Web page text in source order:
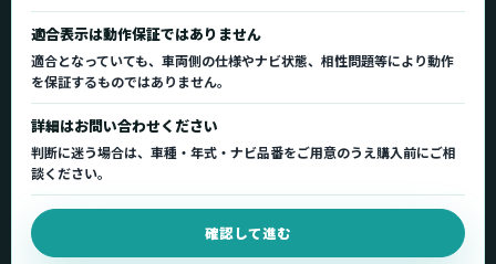
適合表示は動作保証ではありません
適合となっていても、車両側の仕様やナビ状態、相性問題等により動作
を保証するものではありません。
詳細はお問い合わせください
判断に迷う場合は、車種・年式・ナビ品番をご用意のうえ購入前にご相
談ください。
確認して進む
正規販売代理店 車種適合情報 国内サポート窓口
製品を探す
製品一覧
車種適合を確認
用途から製品を選ぶ
取扱店舗・購入先
Q&A・症状別サポート
起動不良復旧サービス